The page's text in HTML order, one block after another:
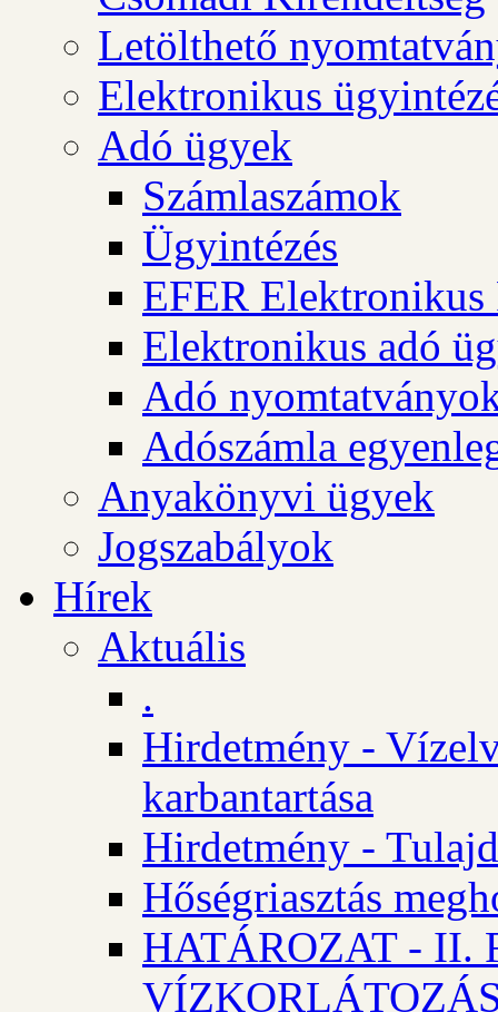
Letölthető
Elektronikus
Adó ügyek
Számlaszámok
Ügyintézés
EFER Elektronikus
Elektronikus adó
Adó
Adószámla
Anyakönyvi ügyek
Jogszabályok
Hírek
Aktuális
.
Hirdetmény -
karbantartása
Hirdetmény -
Hőségriasztás
HATÁROZAT - II.